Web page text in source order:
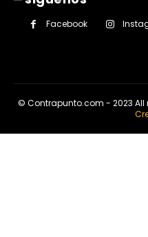
Facebook
© Contrapunto.com - 2023 All